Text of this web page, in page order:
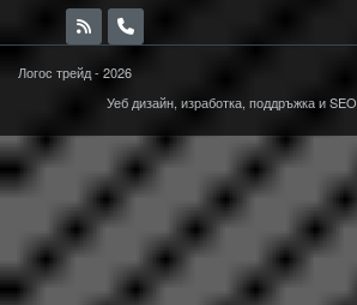
Логос трейд - 2026
Уеб дизайн, изработка, поддръжка иSEO